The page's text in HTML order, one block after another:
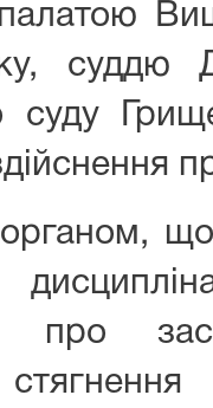
суддю
суду
про